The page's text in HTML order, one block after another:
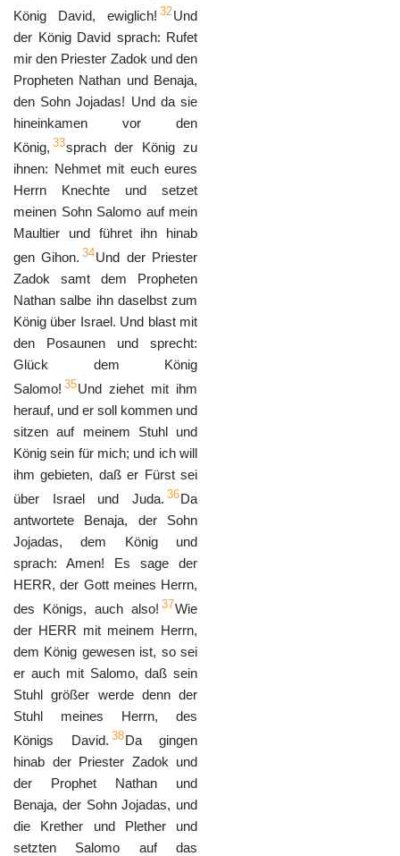
König David, ewiglich! 32Und
der König David sprach: Rufet
mir den Priester Zadok und den
Propheten Nathan und Benaja,
den Sohn Jojadas! Und da sie
hineinkamen vor den
König, 33sprach der König zu
ihnen: Nehmet mit euch eures
Herrn Knechte und setzet
meinen Sohn Salomo auf mein
Maultier und führet ihn hinab
gen Gihon. 34Und der Priester
Zadok samt dem Propheten
Nathan salbe ihn daselbst zum
König über Israel. Und blast mit
den Posaunen und sprecht:
Glück dem König
Salomo! 35Und ziehet mit ihm
herauf, und er soll kommen und
sitzen auf meinem Stuhl und
König sein für mich; und ich will
ihm gebieten, daß er Fürst sei
über Israel und Juda. 36Da
antwortete Benaja, der Sohn
Jojadas, dem König und
sprach: Amen! Es sage der
HERR, der Gott meines Herrn,
des Königs, auch also! 37Wie
der HERR mit meinem Herrn,
dem König gewesen ist, so sei
er auch mit Salomo, daß sein
Stuhl größer werde denn der
Stuhl meines Herrn, des
Königs David. 38Da gingen
hinab der Priester Zadok und
der Prophet Nathan und
Benaja, der Sohn Jojadas, und
die Krether und Plether und
setzten Salomo auf das